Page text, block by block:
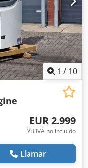
1 / 10
EUR 2.999
VB IVA no incluído
Llamar